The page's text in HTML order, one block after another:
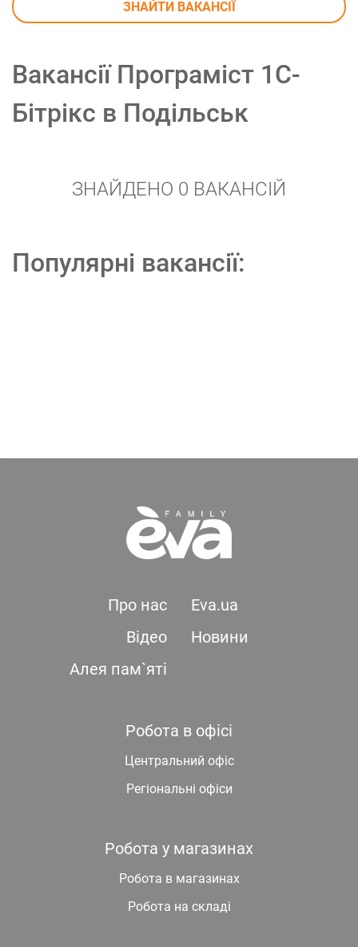
ЗНАЙТИ ВАКАНСІЇ
Вакансії Програміст 1С-
Бітрікс в Подільськ
ЗНАЙДЕНО 0 ВАКАНСІЙ
Популярні вакансії:
Про нас
Eva.ua
Відео
Новини
Алея пам`яті
Робота в офісі
Центральний офіс
Регіональні офіси
Робота у магазинах
Робота в магазинах
Робота на складі